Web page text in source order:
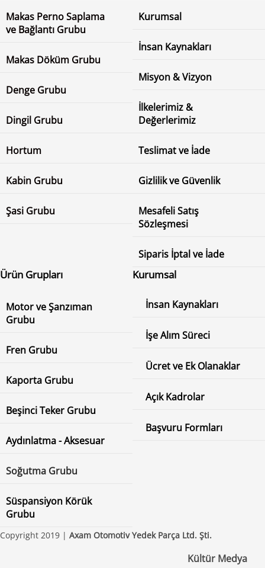
Makas Perno Saplama
ve Bağlantı Grubu
Makas Döküm Grubu
Denge Grubu
Dingil Grubu
Hortum
Kabin Grubu
Şasi Grubu
Kurumsal
İnsan Kaynakları
Misyon & Vizyon
İlkelerimiz &
Değerlerimiz
Teslimat ve İade
Gizlilik ve Güvenlik
Mesafeli Satış
Sözleşmesi
Siparis İptal ve İade
Ürün Grupları
Motor ve Şanzıman
Grubu
Fren Grubu
Kaporta Grubu
Beşinci Teker Grubu
Aydınlatma - Aksesuar
Soğutma Grubu
Süspansiyon Körük
Grubu
Kurumsal
İnsan Kaynakları
İşe Alım Süreci
Ücret ve Ek Olanaklar
Açık Kadrolar
Başvuru Formları
Copyright 2019 | Axam Otomotiv Yedek Parça Ltd. Şti.
Kültür Medya